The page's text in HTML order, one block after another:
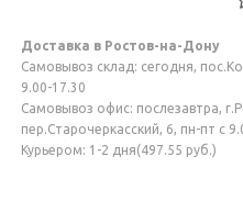
Доставка в Ростов-на-Дону
Самовывоз склад: сегодня,
9.00-17.30
Самовывоз офис: послезавтра,
пер.Старочеркасский, 6, пн-пт с
Курьером: 1-2 дня(497.55 руб.)